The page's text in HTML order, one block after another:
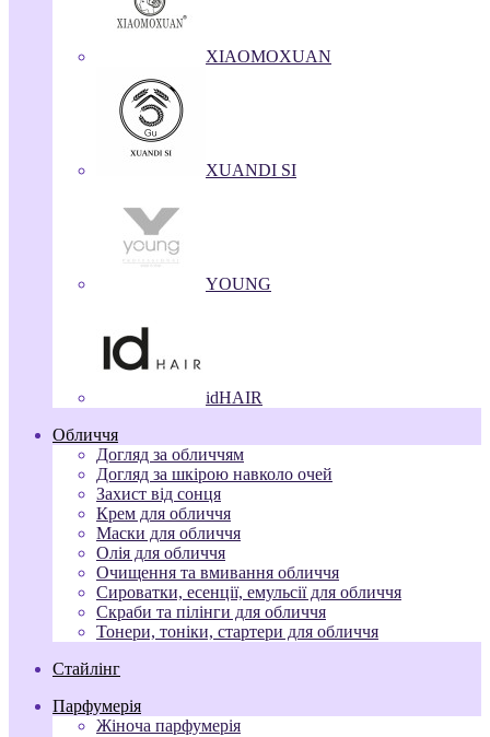
XIAOMOXUAN
XUANDI SI
YOUNG
idHAIR
Обличчя
Догляд за обличчям
Догляд за шкірою навколо очей
Захист від сонця
Крем для обличчя
Маски для обличчя
Олія для обличчя
Очищення та вмивання обличчя
Сироватки, есенції, емульсії для обличчя
Скраби та пілінги для обличчя
Тонери, тоніки, стартери для обличчя
Стайлінг
Парфумерія
Жіноча парфумерія